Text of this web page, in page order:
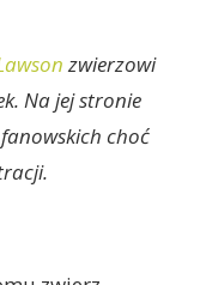
zwierzowi
Na jej stronie
choć